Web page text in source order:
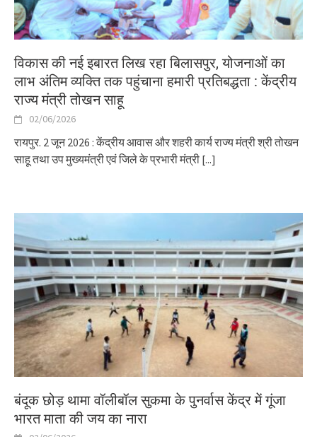
विकास की नई इबारत लिख रहा बिलासपुर, योजनाओं का
लाभ अंतिम व्यक्ति तक पहुंचाना हमारी प्रतिबद्धता : केंद्रीय
राज्य मंत्री तोखन साहू
02/06/2026
रायपुर. 2 जून 2026 : केंद्रीय आवास और शहरी कार्य राज्य मंत्री श्री तोखन
साहू तथा उप मुख्यमंत्री एवं जिले के प्रभारी मंत्री [...]
बंदूक छोड़ थामा वॉलीबॉल सुकमा के पुनर्वास केंद्र में गूंजा
भारत माता की जय का नारा